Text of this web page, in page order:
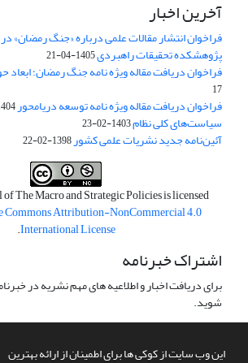
این وب سایت از کوکی ها برای اطمینان از ارائه بهترین
آخرین اخبار
فراخوان انتشار مقالات علمی درباره «جنگ رمضان»
پژوهشکده تحقیقات راهبردی1405-04-21
فراخوان دریافت مقاله ویژه نامه جنگ رمضان؛ ابعاد
17
فراخوان دریافت مقاله ویژه نامه توسعه دریامحور08-26
سیاست‌های کلی نظام1403-02-23
آئین‌نامه جدید نشریات علمی کشور1398-02-22
The Macro and Strategic Policies is licensed
Commons Attribution-NonCommercial 4.0
International License
.
اشتراک خبرنامه
برای دریافت اخبار و اطلاعیه های مهم نشریه در
شوید.